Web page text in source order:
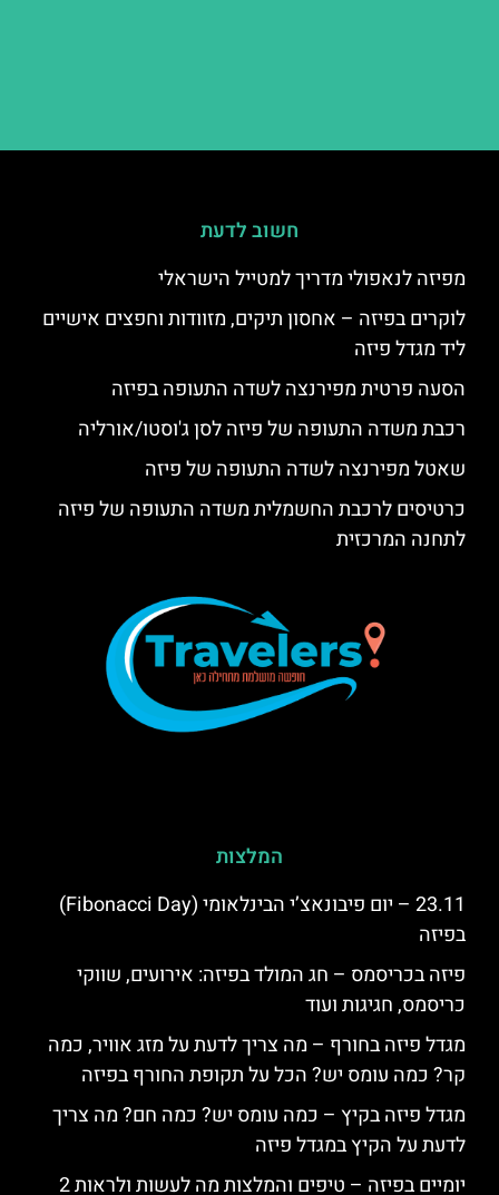
חשוב לדעת
מפיזה לנאפולי מדריך למטייל הישראלי
לוקרים בפיזה – אחסון תיקים, מזוודות וחפצים אישיים
ליד מגדל פיזה
הסעה פרטית מפירנצה לשדה התעופה בפיזה
רכבת משדה התעופה של פיזה לסן ג'וסטו/אורליה
שאטל מפירנצה לשדה התעופה של פיזה
כרטיסים לרכבת החשמלית משדה התעופה של פיזה
לתחנה המרכזית
המלצות
23.11 – יום פיבונאצ’י הבינלאומי (Fibonacci Day)
בפיזה
פיזה בכריסמס – חג המולד בפיזה: אירועים, שווקי
כריסמס, חגיגות ועוד
מגדל פיזה בחורף – מה צריך לדעת על מזג אוויר, כמה
קר? כמה עומס יש? הכל על תקופת החורף בפיזה
מגדל פיזה בקיץ – כמה עומס יש? כמה חם? מה צריך
לדעת על הקיץ במגדל פיזה
יומיים בפיזה – טיפים והמלצות מה לעשות ולראות 2